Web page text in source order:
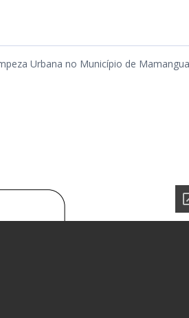
Urbana no Município de